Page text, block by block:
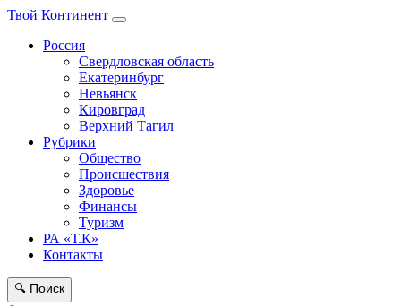
Твой Континент
Россия
Свердловская область
Екатеринбург
Невьянск
Кировград
Верхний Тагил
Рубрики
Общество
Происшествия
Здоровье
Финансы
Туризм
РА «Т.К»
Контакты
🔍 Поиск